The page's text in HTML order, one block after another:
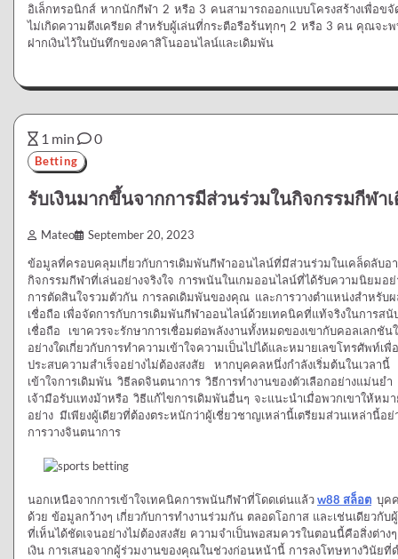
อิเล็กทรอนิกส์ หากนักกีฬา 2 หรือ 3 คนสามารถออกแบบโครงสร้างเพื่อข
ไม่เกิดความตึงเครียด สำหรับผู้เล่นที่กระตือรือร้นทุกๆ 2 หรือ 3 คน คุณจ
ฝากเงินไว้ในบันทึกของคาสิโนออนไลน์และเดิมพัน
1 min 0
Betting
รับเงินมากขึ้นจากการมีส่วนร่วมในกิจกรรมกีฬา
Mateo September 20, 2023
ข้อมูลที่ครอบคลุมเกี่ยวกับการเดิมพันกีฬาออนไลน์ที่มีส่วนร่วมในเคล็ดลับอ
กิจกรรมกีฬาที่เล่นอย่างจริงใจ การพนันในเกมออนไลน์ที่ได้รับความนิยมอ
การตัดสินใจรวมตัวกัน การลดเดิมพันของคุณ และการวางตำแหน่งสำหรั
เชื่อถือ เพื่อจัดการกับการเดิมพันกีฬาออนไลน์ด้วยเทคนิคที่แท้จริงในการส
เชื่อถือ เขาควรจะรักษาการเชื่อมต่อพลังงานทั้งหมดของเขากับคอลเลกชั
อย่างใดเกี่ยวกับการทำความเข้าใจความเป็นไปได้และหมายเลขโทรศัพท์
ประสบความสำเร็จอย่างไม่ต้องสงสัย หากบุคคลหนึ่งกำลังเริ่มต้นในเวลา
เข้าใจการเดิมพัน วิธีลดจินตนาการ วิธีการทำงานของตัวเลือกอย่างแม่นย
เจ้ามือรับแทงม้าหรือ วิธีแก้ไขการเดิมพันอื่นๆ จะแนะนำเมื่อพวกเขาให้ห
อย่าง มีเพียงผู้เดียวที่ต้องตระหนักว่าผู้เชี่ยวชาญเหล่านี้เตรียมส่วนเหล่านี้
การวางจินตนาการ
นอกเหนือจากการเข้าใจเทคนิคการพนันกีฬาที่โดดเด่นแล้วw88 สล็อต บุค
ด้วย ข้อมูลกว้างๆ เกี่ยวกับการทำงานร่วมกัน ตลอดโอกาส และเช่นเดียวกั
ที่เห็นได้ชัดเจนอย่างไม่ต้องสงสัย ความจำเป็นพอสมควรในตอนนี้คือสิ่งต่า
เงิน การเสนอจากผู้ร่วมงานของคุณในช่วงก่อนหน้านี้ การลงโทษทางวินัย